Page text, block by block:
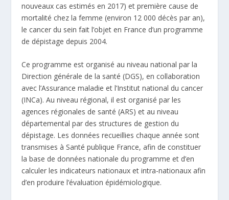
nouveaux cas estimés en 2017) et première cause de
mortalité chez la femme (environ 12 000 décès par an),
le cancer du sein fait l’objet en France d’un programme
de dépistage depuis 2004.
Ce programme est organisé au niveau national par la
Direction générale de la santé (DGS), en collaboration
avec l’Assurance maladie et l’Institut national du cancer
(INCa). Au niveau régional, il est organisé par les
agences régionales de santé (ARS) et au niveau
départemental par des structures de gestion du
dépistage. Les données recueillies chaque année sont
transmises à Santé publique France, afin de constituer
la base de données nationale du programme et d’en
calculer les indicateurs nationaux et intra-nationaux afin
d’en produire l’évaluation épidémiologique.